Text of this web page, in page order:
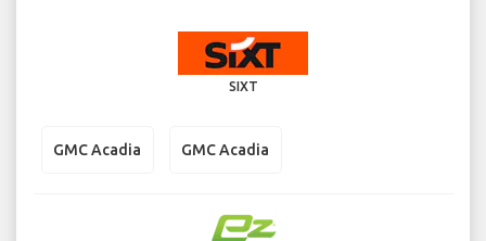
SIXT
GMC Acadia GMC Acadia